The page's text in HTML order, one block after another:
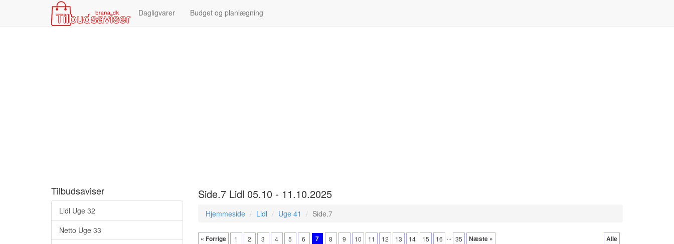
Dagligvarer Budget og planlægning
Tilbudsaviser
Lidl Uge 32
Netto Uge 33
Side.7 Lidl 05.10 - 11.10.2025
Hjemmeside Lidl Uge 41 Side.7
« Forrige 1 2 3 4 5 6 7 8 9 10 11 12 13 14 15 16 ... 35 Næste » Alle